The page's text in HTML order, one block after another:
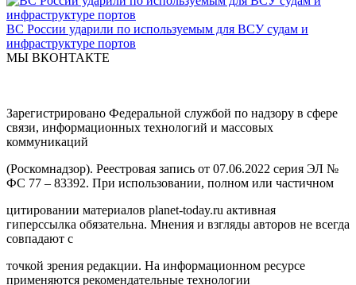
ВС России ударили по используемым для ВСУ судам и
инфраструктуре портов
МЫ ВКОНТАКТЕ
Зарегистрировано Федеральной службой по надзору в сфере
связи, информационных технологий и массовых
коммуникаций
(Роскомнадзор). Реестровая запись от 07.06.2022 серия ЭЛ №
ФС 77 – 83392. При использовании, полном или частичном
цитировании материалов planet-today.ru активная
гиперссылка обязательна. Мнения и взгляды авторов не всегда
совпадают с
точкой зрения редакции. На информационном ресурсе
применяются рекомендательные технологии